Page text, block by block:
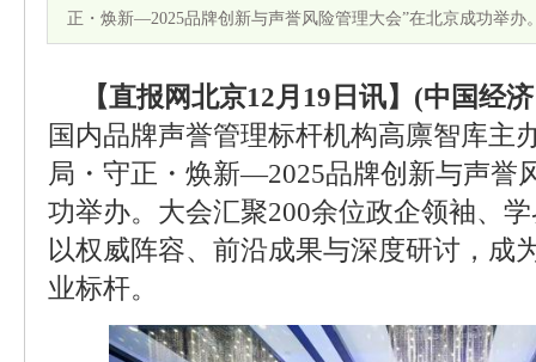
正・焕新—2025品牌创新与声誉风险管理大会”在北京成功举办
【直报网北京12月19日讯】(中国经
国内品牌声誉管理标杆机构高廪智库主
局・守正・焕新—2025品牌创新与声誉
功举办。大会汇聚200余位政企领袖、
以权威阵容、前沿成果与深度研讨，成
业标杆。